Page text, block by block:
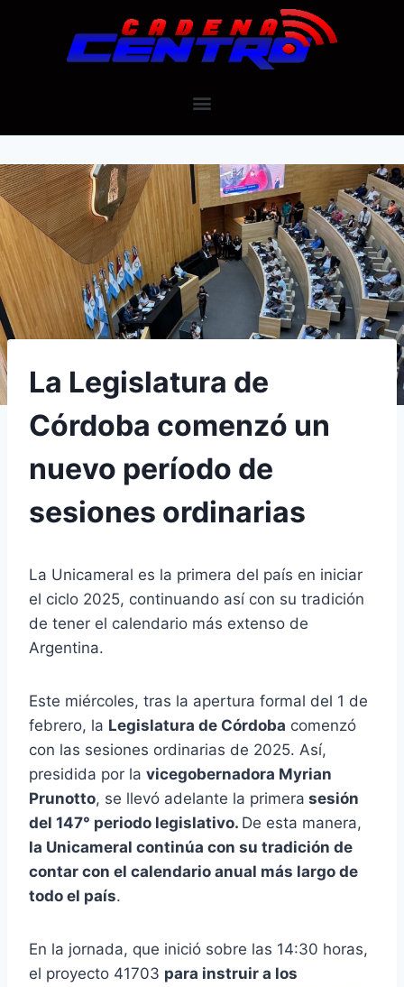
La Legislatura de
Córdoba comenzó un
nuevo período de
sesiones ordinarias
La Unicameral es la primera del país en iniciar
el ciclo 2025, continuando así con su tradición
de tener el calendario más extenso de
Argentina.
Este miércoles, tras la apertura formal del 1 de
febrero, la Legislatura de Córdoba comenzó
con las sesiones ordinarias de 2025. Así,
presidida por la vicegobernadora Myrian
Prunotto, se llevó adelante la primera sesión
del 147° periodo legislativo. De esta manera,
la Unicameral continúa con su tradición de
contar con el calendario anual más largo de
todo el país.
En la jornada, que inició sobre las 14:30 horas,
el proyecto 41703 para instruir a los